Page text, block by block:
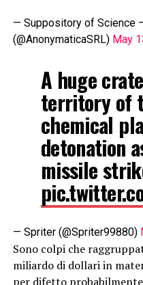
— Suppository of Science
(@AnonymaticaSRL) May
A huge
territory of
chemical
detonation
missile
— Spriter (@Spriter99880)
Sono colpi che
miliardo di dollari in
per difetto